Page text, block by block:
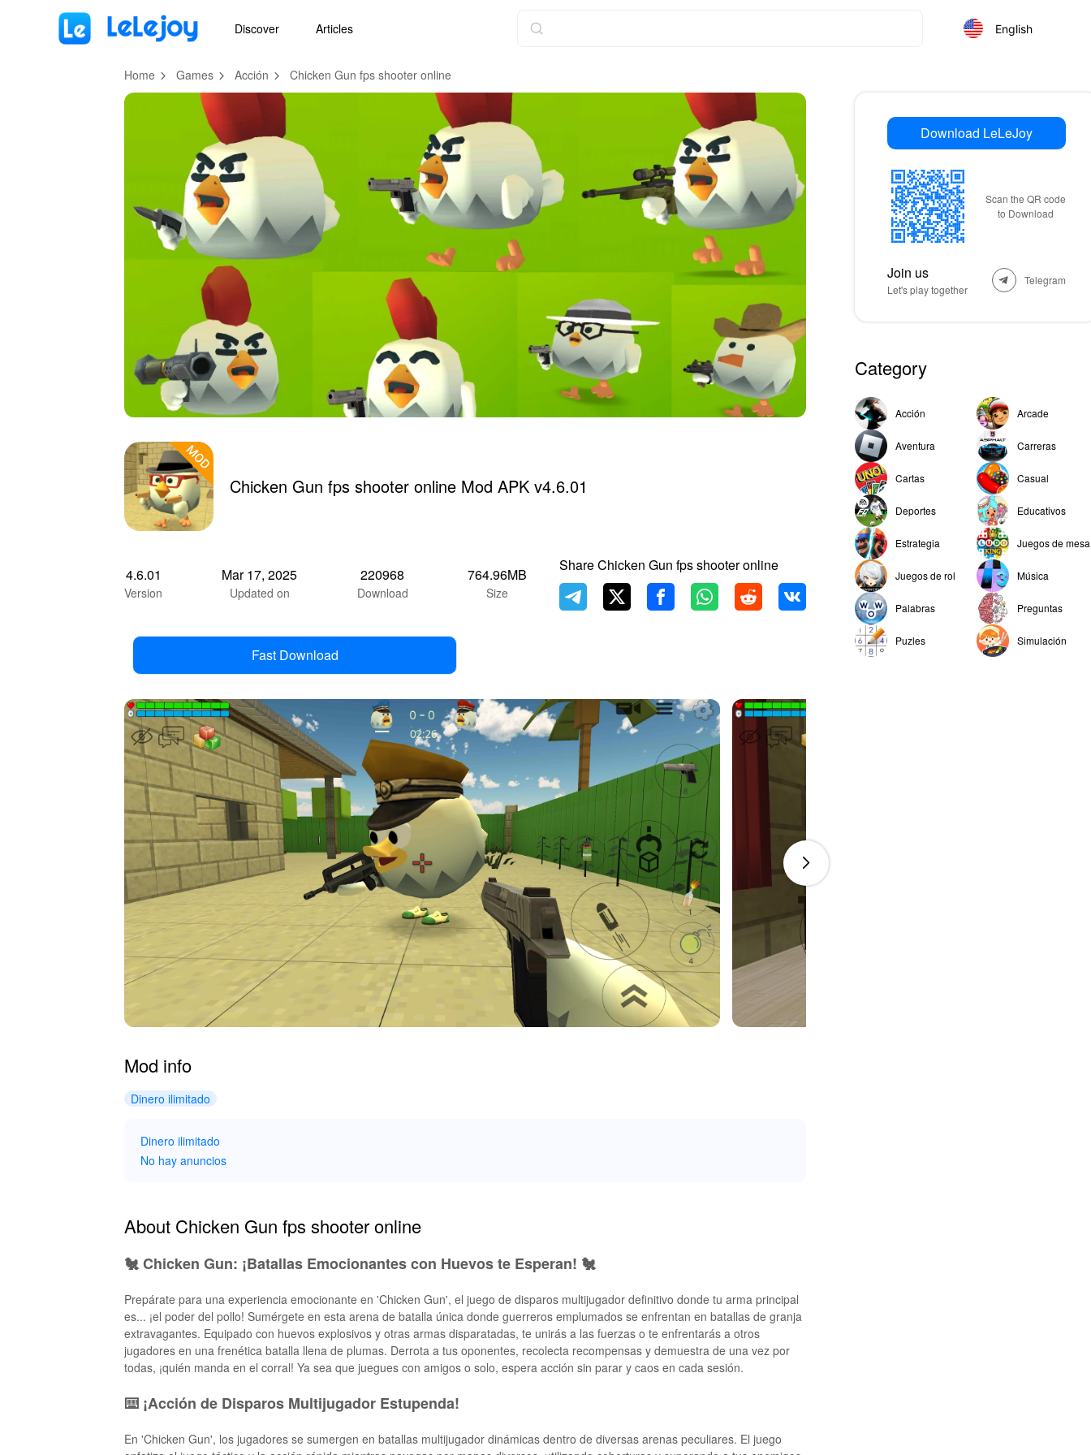
Discover Articles English
Home Games Acción Chicken Gun fps shooter online
Chicken Gun fps shooter online Mod APK v4.6.01
4.6.01
Version
Mar 17, 2025
Updated on
220968
Download
764.96MB
Size
Share Chicken Gun fps shooter online
Fast Download
Mod info
Dinero ilimitado
Dinero ilimitado
No hay anuncios
About Chicken Gun fps shooter online
🐔 Chicken Gun: ¡Batallas Emocionantes con Huevos te Esperan! 🐔
Prepárate para una experiencia emocionante en 'Chicken Gun', el juego de disparos multijugador definitivo donde tu arma principal
es... ¡el poder del pollo! Sumérgete en esta arena de batalla única donde guerreros emplumados se enfrentan en batallas de granja
extravagantes. Equipado con huevos explosivos y otras armas disparatadas, te unirás a las fuerzas o te enfrentarás a otros
jugadores en una frenética batalla llena de plumas. Derrota a tus oponentes, recolecta recompensas y demuestra de una vez por
todas, ¡quién manda en el corral! Ya sea que juegues con amigos o solo, espera acción sin parar y caos en cada sesión.
⌨️ ¡Acción de Disparos Multijugador Estupenda!
En 'Chicken Gun', los jugadores se sumergen en batallas multijugador dinámicas dentro de diversas arenas peculiares. El juego
Download LeLeJoy
Scan the QR code
to Download
Join us
Let's play together
Telegram
Category
Acción Arcade
Aventura Carreras
Cartas Casual
Deportes Educativos
Estrategia Juegos de mesa
Juegos de rol Música
Palabras Preguntas
Puzles Simulación